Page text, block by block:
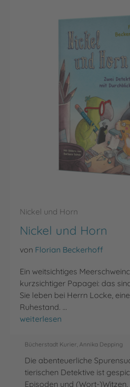
Nickel und Horn
Nickel und Horn
von Florian Beckerhoff
Ein weitsichtiges
kurzsichtiger Papagei: das
Sie leben bei Herrn Locke,
Ruhestand. …
Nickel und Horn
weiterlesen
Bücherstadt Kurier, Annika Depping
Die abenteuerliche
tierischen Detektive ist
Episoden und (Wort-